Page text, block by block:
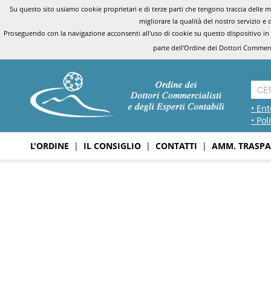
Su questo sito usiamo cookie proprietari e di terze parti che tengono traccia
migliorare la qualità del nostro servizio e
Proseguendo con la navigazione acconsenti all'uso di cookie su questo dispositivo
parte dell'Ordine dei Dottori
•
•
L'ORDINE | IL CONSIGLIO | CONTATTI | AMM.